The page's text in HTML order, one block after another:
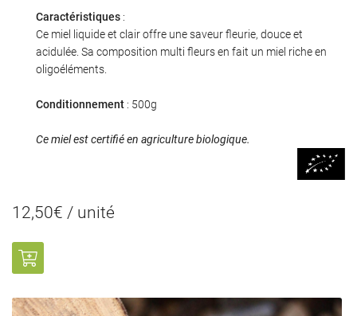
0
l'adresse email indiqué ci-dessus. Vous pouvez vous désinscrire à tout moment en
Caractéristiques :
Ce miel liquide et clair offre une saveur fleurie, douce et
acidulée. Sa composition multi fleurs en fait un miel riche en
oligoéléments.
Conditionnement : 500g
Ce miel est certifié en agriculture biologique.
12,50€ / unité